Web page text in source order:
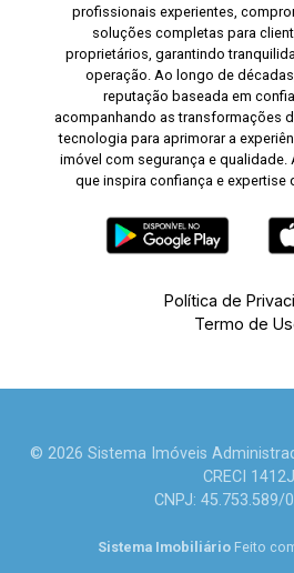
profissionais experientes,
soluções completas para
proprietários, garantindo
operação. Ao longo de
reputação baseada em
acompanhando as transformações
tecnologia para aprimorar a
imóvel com segurança e qualidade.
que inspira confiança e expertise
Política de
Termo de
© 2026 Sistema Imóveis
CRECI 1412J
CNPJ: 45.753.589/
Sistema Imobiliário Feito